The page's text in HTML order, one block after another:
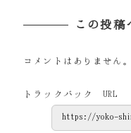
この投稿
コメントはありません。
トラックバック URL